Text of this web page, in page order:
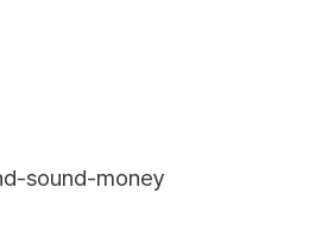
sound-money